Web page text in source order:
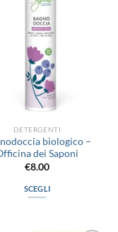
DETERGENTI
biologico –
dei Saponi
€8.00
SCEGLI